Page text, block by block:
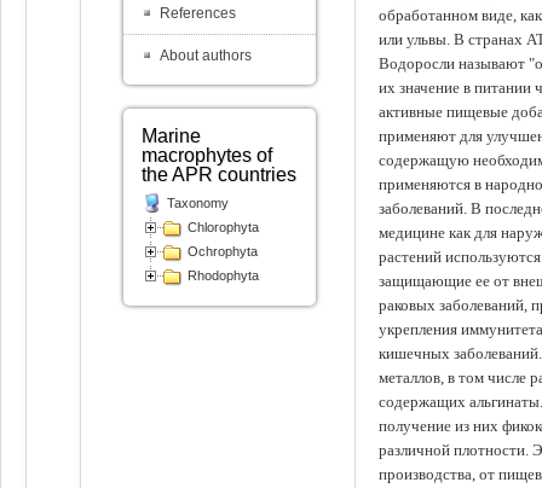
обработанном виде,
или ульвы. В странах
Водоросли называют
их значение в питании
активные пищевые
применяют для
содержащую
применяются в
заболеваний. В
медицине как для
растений
защищающие ее от
раковых заболеваний,
укрепления
кишечных
металлов, в том числе
содержащих
получение из них
различной плотности.
производства, от
References
About authors
Marine
macrophytes of
the APR countries
Taxonomy
Chlorophyta
Ochrophyta
Rhodophyta